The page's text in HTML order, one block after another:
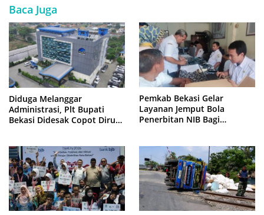
Baca Juga
Diduga Melanggar
Administrasi, Plt Bupati
Bekasi Didesak Copot Dirum
Pemkab Bekasi Gelar
Layanan Jemput Bola
Penerbitan NIB Bagi